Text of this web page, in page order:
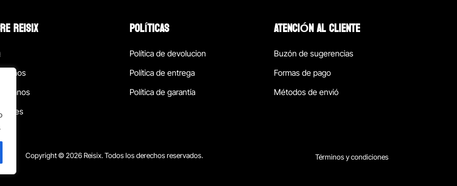
REISIX POLÍTICAS
Política de devolucion
Política de entrega
Política de garantía
ATENCIÓN AL CLIENTE
Buzón de sugerencias
Formas de pago
Métodos de envió
Copyright © 2026 Reisix. Todos los derechos reservados. Términos y condiciones